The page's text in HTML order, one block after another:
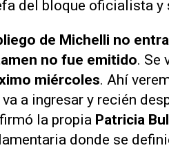
del bloque oficialista y
de Michelli no
no fue emitido. Se
miércoles. Ahí
va a ingresar y recién
la propia Patricia
donde se